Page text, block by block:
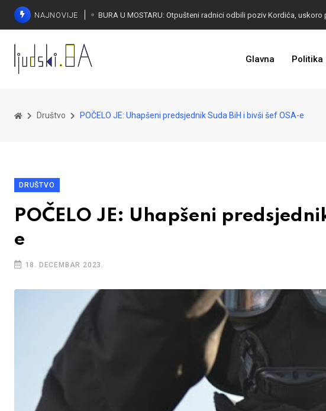
NAJNOVIJE
Glavna Politika
Društvo POČELO JE: Uhapšeni predsjednik Suda BiH i bivši šef OSA-e
DRUŠTVO
POČELO JE: Uhapšeni
e
18. DECEMBAR 2023.